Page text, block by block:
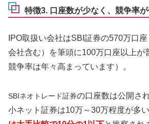
特徴3. 口座数が少なく、競争率が
IPO取扱い会社はSBI証券の570万口
会社含む）を筆頭に100万口座以上が
競争率は年々高まっています）。
SBIネオトレード証券の口座数は公開さ
小ネット証券は10万～30万程度が多い